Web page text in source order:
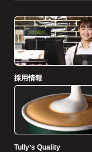
採用情報
Tullyʼs Quality